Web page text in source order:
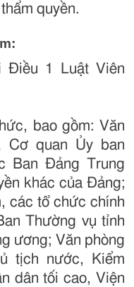
quyền.
Điều 1 Luật Viên
bao gồm: Văn
Cơ quan Ủy ban
Ban Đảng Trung
khác của Đảng;
các tổ chức chính
Thường vụ tỉnh
ương; Văn phòng
tịch nước, Kiểm
dân tối cao, Viện